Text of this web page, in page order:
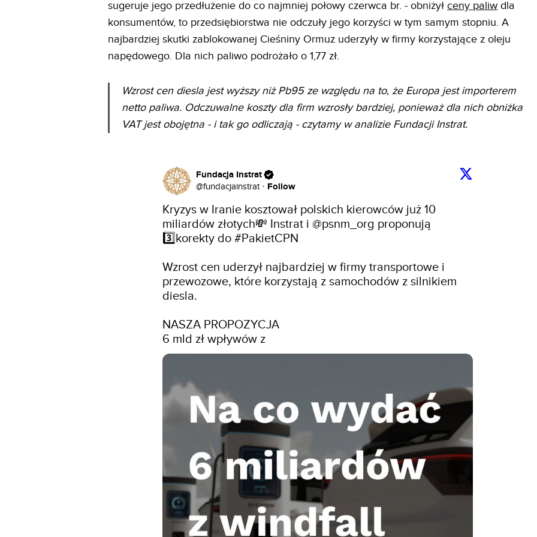
sugeruje jego przedłużenie do co najmniej połowy czerwca br. - obniżyłceny paliw dla
konsumentów, to przedsiębiorstwa nie odczuły jego korzyści w tym samym stopniu. A
najbardziej skutki zablokowanej Cieśniny Ormuz uderzyły w firmy korzystające z oleju
napędowego. Dla nich paliwo podrożało o 1,77 zł.
Wzrost cen diesla jest wyższy niż Pb95 ze względu na to, że Europa jest importerem
netto paliwa. Odczuwalne koszty dla firm wzrosły bardziej, ponieważ dla nich obniżka
VAT jest obojętna - i tak go odliczają - czytamy w analizie Fundacji Instrat.
Fundacja Instrat
@fundacjainstrat · Follow
Kryzys w Iranie kosztował polskich kierowców już 10
miliardów złotych💸 Instrat i @psnm_org proponują
3️⃣korekty do #PakietCPN
Wzrost cen uderzył najbardziej w firmy transportowe i
przewozowe, które korzystają z samochodów z silnikiem
diesla.
NASZA PROPOZYCJA
6 mld zł wpływów z